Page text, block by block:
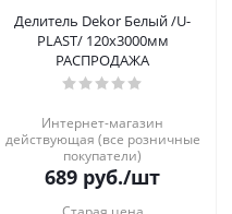
Делитель Dekor Белый /U-
PLAST/ 120х3000мм
РАСПРОДАЖА
Интернет-магазин
действующая (все розничные
покупатели)
689 руб./шт